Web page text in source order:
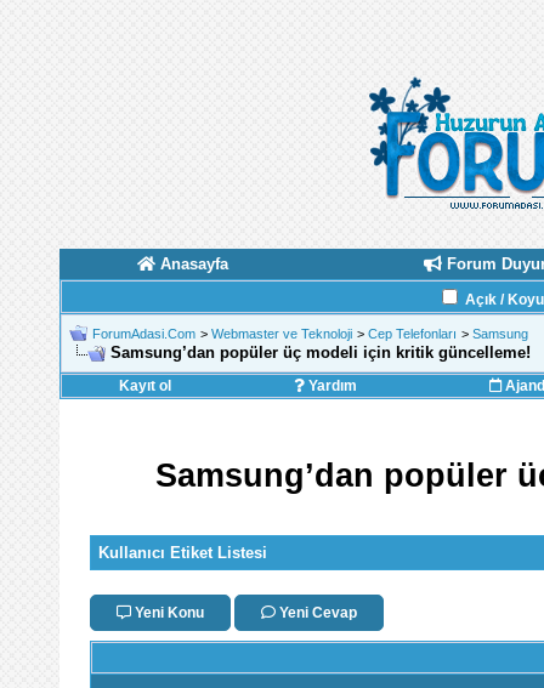
Anasayfa Forum
Açık /
ForumAdasi.Com > Webmaster ve Teknoloji > Cep Telefonları > Samsung
Samsung’dan popüler üç modeli için kritik güncelleme!
Kayıt ol Yardım
Samsung’dan popüler
Kullanıcı Etiket Listesi
Yeni Konu Yeni Cevap